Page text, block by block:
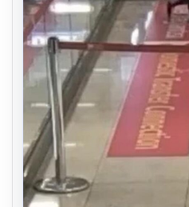
ALTIN 6524.2
BTC 3079873
Son Eklenen Haberler
Trabzonspor’da Mohamed
İmza Töreni: Taraftarlar Tarihi Ana
■2 Yaşındaki Bebeğin Hayatını
Personeline Ödül
■ Olmaz denen oldu! Maç